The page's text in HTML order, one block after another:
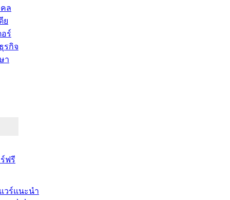
ล
ย
อร์
รกิจ
า
ฟรี
วร์แนะนำ